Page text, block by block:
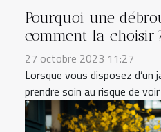
Pourquoi une
comment la choisir
27 octobre 2023 11:27
Lorsque vous disposez d’un
prendre soin au risque de voir